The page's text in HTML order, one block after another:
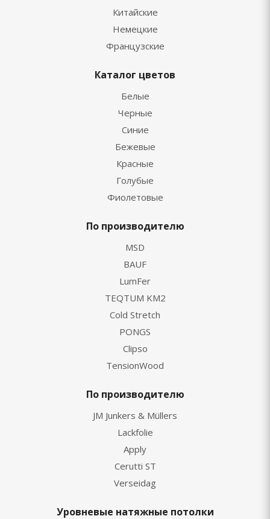
Китайские
Немецкие
Французские
Каталог цветов
Белые
Черные
Синие
Бежевые
Красные
Голубые
Фиолетовые
По производителю
MSD
BAUF
LumFer
TEQTUM KM2
Cold Stretch
PONGS
Clipso
TensionWood
По производителю
JM Junkers & Müllers
Lackfolie
Apply
Cerutti ST
Verseidag
Уровневые натяжные потолки